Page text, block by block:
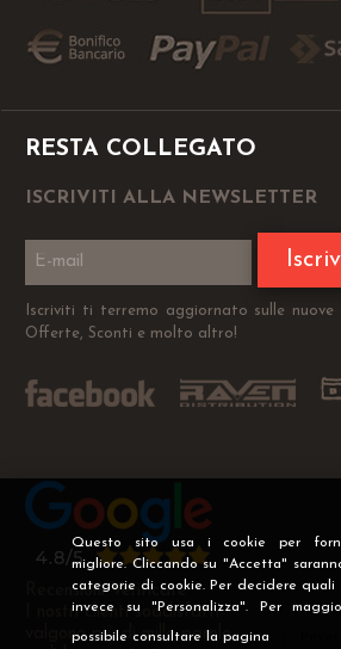
Questo sito usa i cookie per
migliore. Cliccando su "Accetta"
categorie di cookie. Per decidere quali
invece su "Personalizza". Per
possibile consultare la pagina
RESTA COLLEGATO
ISCRIVITI ALLA NEWSLETTER
Iscriviti ti terremo aggiornato sulle nuove
Offerte, Sconti e molto altro!
Recensioni Verificate
I nostri clienti soddisfatti
valgono più di mille parole